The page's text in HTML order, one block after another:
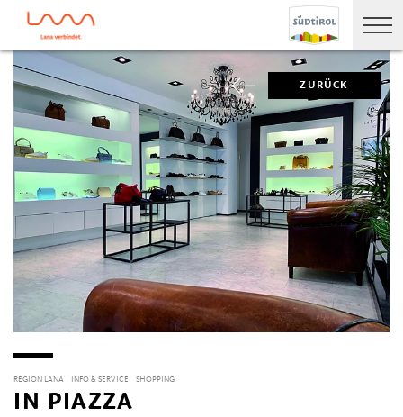
ZURÜCK
REGION LANA INFO & SERVICE SHOPPING
IN PIAZZA